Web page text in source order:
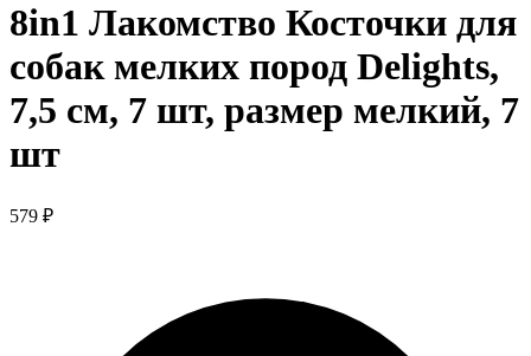
8in1 Лакомство Косточки для
собак мелких пород Delights,
7,5 см, 7 шт, размер мелкий, 7
шт
579 ₽